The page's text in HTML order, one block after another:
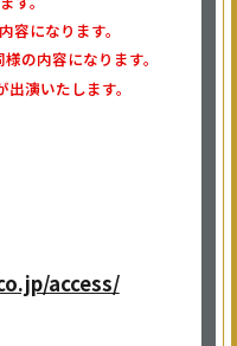
になります。
の内容になります。
演いたします。
access/